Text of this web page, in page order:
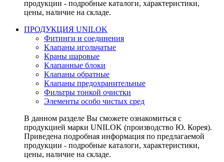
продукции - подробные каталоги, характеристики,
цены, наличие на складе.
ПРОДУКЦИЯ UNILOK
Фитинги и соединения
Клапаны игольчатые
Краны шаровые
Клапанные блоки
Клапаны обратные
Клапаны предохранительные
Фильтры тонкой очистки
Элементы особо чистых сред
В данном разделе Вы сможете ознакомиться с
продукцией марки UNILOK (производство Ю. Корея).
Приведена подробная информация по предлагаемой
продукции - подробные каталоги, характеристики,
цены, наличие на складе.